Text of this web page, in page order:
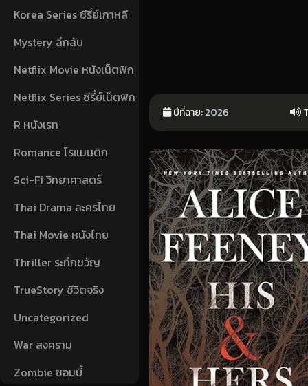
Korea Series ซีรี่ย์เกาหลี
Mystery ลึกลับ
Netflix Movie หนังเน็ตฟิก
Netflix Series ซีรี่ย์เน็ตฟิก
R หนังเรท
Romance โรแมนติก
Sci-Fi วิทยาศาสตร์
Thai Drama ละครไทย
Thai Movie หนังไทย
Thriller ระทึกขวัญ
TrueStory ชีวิตจริง
Uncategorized
War สงคราม
Zombie ซอมบี้
ปีที่ฉาย:2026